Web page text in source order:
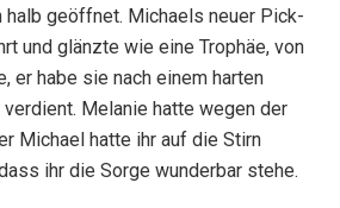
geöffnet. Michaels neuer Pick-
und glänzte wie eine Trophäe, von
er habe sie nach einem harten
Melanie hatte wegen der
Michael hatte ihr auf die Stirn
ihr die Sorge wunderbar stehe.